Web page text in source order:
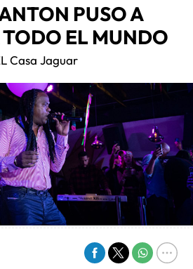
PUSO A
EL MUNDO
Casa Jaguar